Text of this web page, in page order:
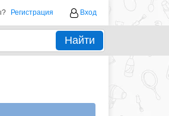
Регистрация Вход
Найти